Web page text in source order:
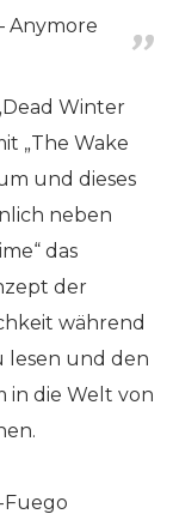
Anymore
Winter
„The Wake
und dieses
neben
das
der
während
lesen und den
in die Welt von